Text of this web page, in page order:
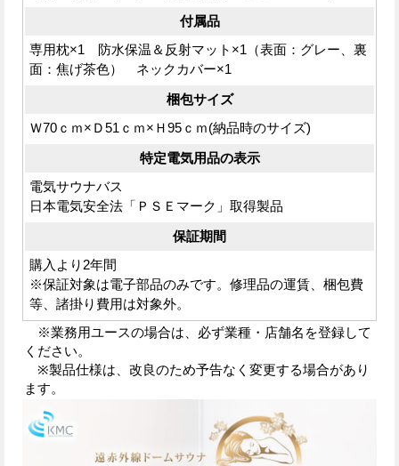
付属品
専用枕×1 防水保温＆反射マット×1（表面：グレー、裏
面：焦げ茶色） ネックカバー×1
梱包サイズ
Ｗ70ｃｍ×Ｄ51ｃｍ×Ｈ95ｃｍ(納品時のサイズ)
特定電気用品の表示
電気サウナバス
日本電気安全法「ＰＳＥマーク」取得製品
保証期間
購入より2年間
※保証対象は電子部品のみです。修理品の運賃、梱包費
等、諸掛り費用は対象外。
※業務用ユースの場合は、必ず業種・店舗名を登録して
ください。
※製品仕様は、改良のため予告なく変更する場合があり
ます。